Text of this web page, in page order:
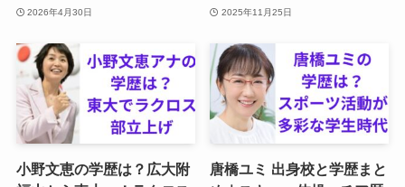
2026年4月30日 2025年11月25日
小野文恵の学歴は？広大附
唐橋ユミ 出身校と学歴まと